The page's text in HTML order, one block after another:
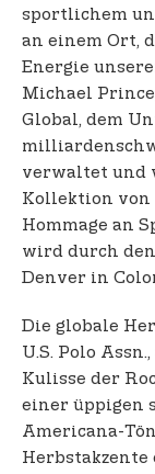
sportlichem
an einem Ort,
Energie
Michael
Global, dem
verwaltet und
Kollektion von
Hommage an
wird durch
Denver in
Die globale
U.S. Polo
Kulisse der
einer üppigen
Americana-
Herbstakzente